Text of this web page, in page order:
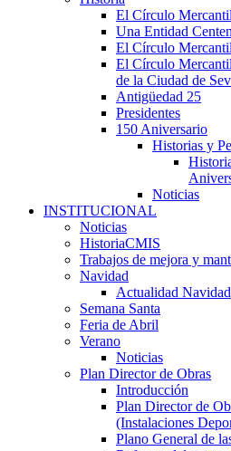
El Círculo
Una Entidad
El Círculo
El Círculo
de la Ciudad de
Antigüedad 25
Presidentes
150 Aniversario
Historias y
Noticias
INSTITUCIONAL
Noticias
HistoriaCMIS
Trabajos de mejora y
Navidad
Actualidad Navidad
Semana Santa
Feria de Abril
Verano
Noticias
Plan Director de Obras
Introducción
Plan Director de
(Instalaciones
Plano General de